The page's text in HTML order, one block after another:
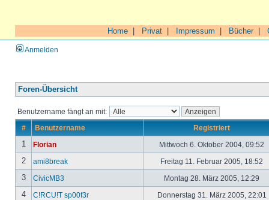
Home Privat Impressum Bücher|
Anmelden
Foren-Übersicht
Benutzername fängt an mit:
# Benutzername Registriert
1 Florian Mittwoch 6. Oktober 2004, 09:52
2 ami8break Freitag 11. Februar 2005, 18:52
3 CivicMB3 Montag 28. März 2005, 12:29
4 C!RCU!T sp00f3r Donnerstag 31. März 2005, 22:01